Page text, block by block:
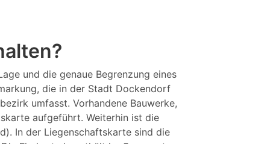
und die genaue Begrenzung eines
die in der Stadt Dockendorf
umfasst. Vorhandene Bauwerke,
aufgeführt. Weiterhin ist die
In der Liegenschaftskarte sind die